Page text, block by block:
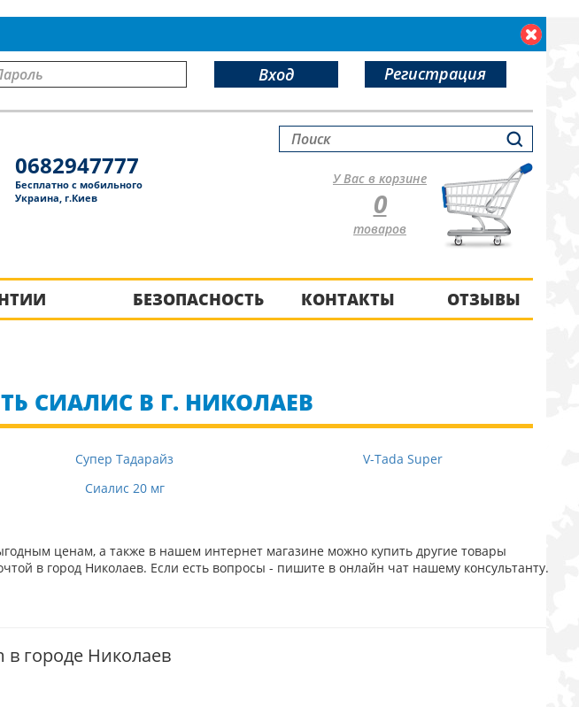
Вход Регистрация
0682947777
Бесплатно с мобильного
Украина, г.Киев
У Вас в корзине
0
товаров
БЕЗОПАСНОСТЬ КОНТАКТЫ ОТЗЫВЫ
СИАЛИС В Г. НИКОЛАЕВ
Супер Тадарайз
V-Tada Super
Сиалис 20 мг
ценам, а также в нашем интернет магазине можно купить другие товары
в город Николаев. Если есть вопросы - пишите в онлайн чат нашему консультанту.
в городе Николаев